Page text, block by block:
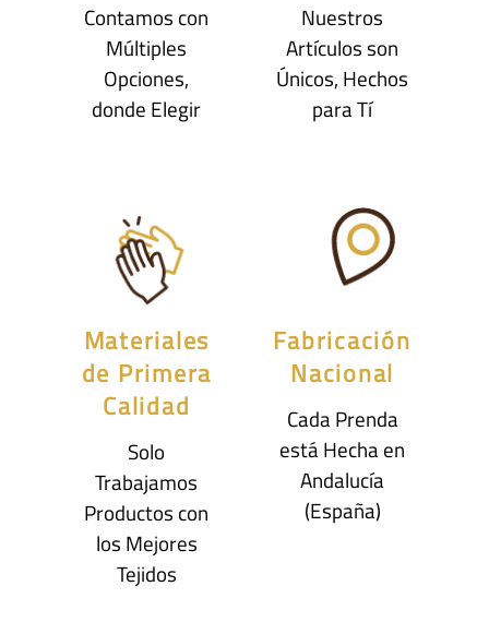
Contamos con
Múltiples
Opciones,
donde Elegir
Nuestros
Artículos son
Únicos, Hechos
para Tí
Materiales
de Primera
Calidad
Solo
Trabajamos
Productos con
los Mejores
Tejidos
Fabricación
Nacional
Cada Prenda
está Hecha en
Andalucía
(España)